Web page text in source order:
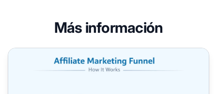
Más información
Marketing de Afiliados para Principiantes: Tu Guía